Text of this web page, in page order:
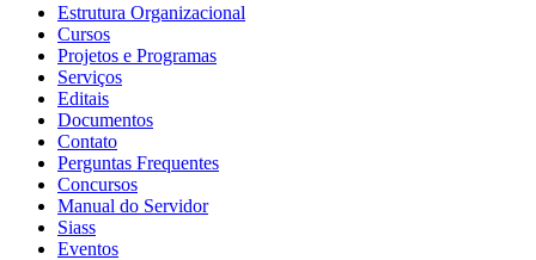
Estrutura Organizacional
Cursos
Projetos e Programas
Serviços
Editais
Documentos
Contato
Perguntas Frequentes
Concursos
Manual do Servidor
Siass
Eventos